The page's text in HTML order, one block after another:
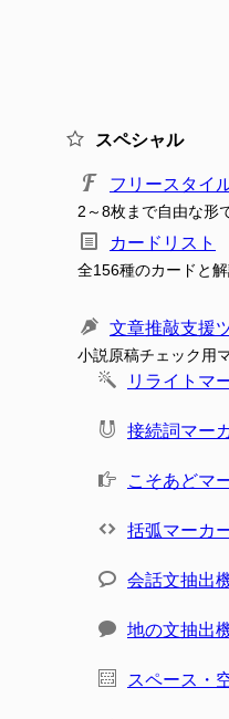
スペシャル
フリースタイ
2～8枚まで自由な形
カードリスト
全156種のカードと
文章推敲支援
小説原稿チェック用
リライトマ
接続詞マー
こそあどマ
括弧マーカ
会話文抽出
地の文抽出
スペース・